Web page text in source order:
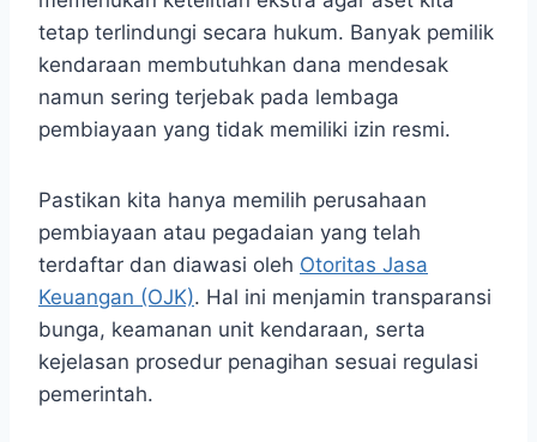
tetap terlindungi secara hukum. Banyak pemilik
kendaraan membutuhkan dana mendesak
namun sering terjebak pada lembaga
pembiayaan yang tidak memiliki izin resmi.
Pastikan kita hanya memilih perusahaan
pembiayaan atau pegadaian yang telah
terdaftar dan diawasi oleh Otoritas Jasa
Keuangan (OJK). Hal ini menjamin transparansi
bunga, keamanan unit kendaraan, serta
kejelasan prosedur penagihan sesuai regulasi
pemerintah.